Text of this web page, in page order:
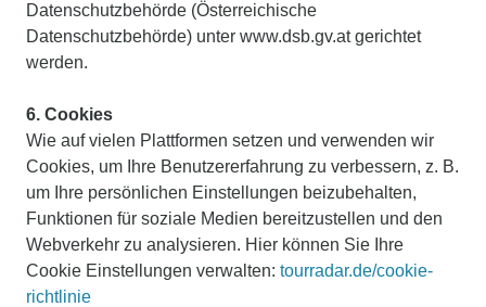
Datenschutzbehörde (Österreichische
Datenschutzbehörde) unter www.dsb.gv.at gerichtet
werden.
6. Cookies
Wie auf vielen Plattformen setzen und verwenden wir
Cookies, um Ihre Benutzererfahrung zu verbessern, z. B.
um Ihre persönlichen Einstellungen beizubehalten,
Funktionen für soziale Medien bereitzustellen und den
Webverkehr zu analysieren. Hier können Sie Ihre
Cookie Einstellungen verwalten: tourradar.de/cookie-
richtlinie